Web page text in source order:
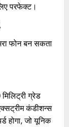
परफेक्ट।
फोन बन सकता
मिलिट्री ग्रेड
कंडीशन्स
होगा, जो यूनिक